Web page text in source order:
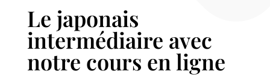
Le japonais
intermédiaire avec
notre cours en ligne